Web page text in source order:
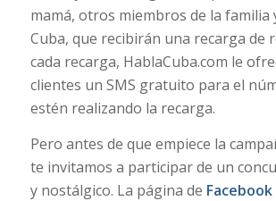
mamá, otros miembros de la familia
Cuba, que recibirán una recarga de
cada recarga, HablaCuba.com le
clientes un SMS gratuito para el
estén realizando la recarga.
Pero antes de que empiece la
te invitamos a participar de un
y nostálgico. La página de Facebook